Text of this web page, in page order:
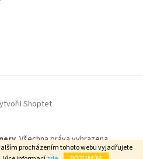
procházením tohoto webu vyjadřujete
Shoptet
. Všechna práva vyhrazena.